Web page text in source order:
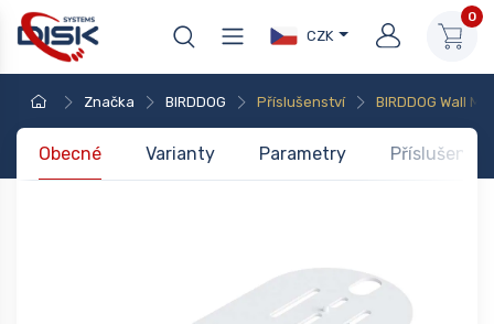
CZK
0
Značka BIRDDOG Příslušenství BIRDDOG Wall
Obecné Varianty Parametry